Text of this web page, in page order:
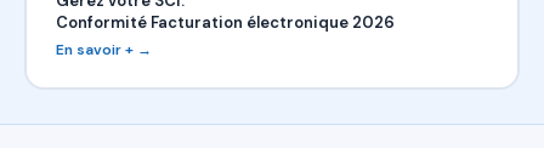
Conformité Facturation électronique 2026
En savoir + →